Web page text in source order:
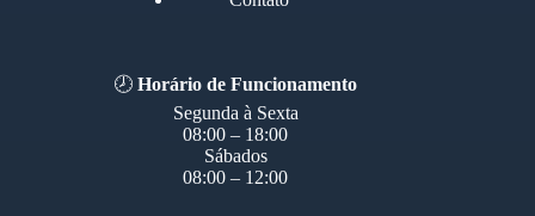
🕗Horário de Funcionamento
Segunda à Sexta
08:00 – 18:00
Sábados
08:00 – 12:00